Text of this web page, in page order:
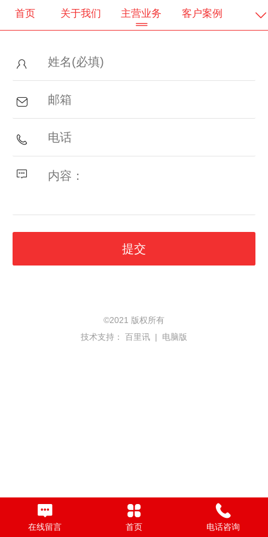
首页 关于我们 主营业务 客户案例
©2021 版权所有
技术支持： 百里讯 | 电脑版
在线留言 首页 电话咨询